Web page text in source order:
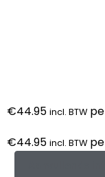
€44.95 incl. BTW
€44.95 incl. BTW